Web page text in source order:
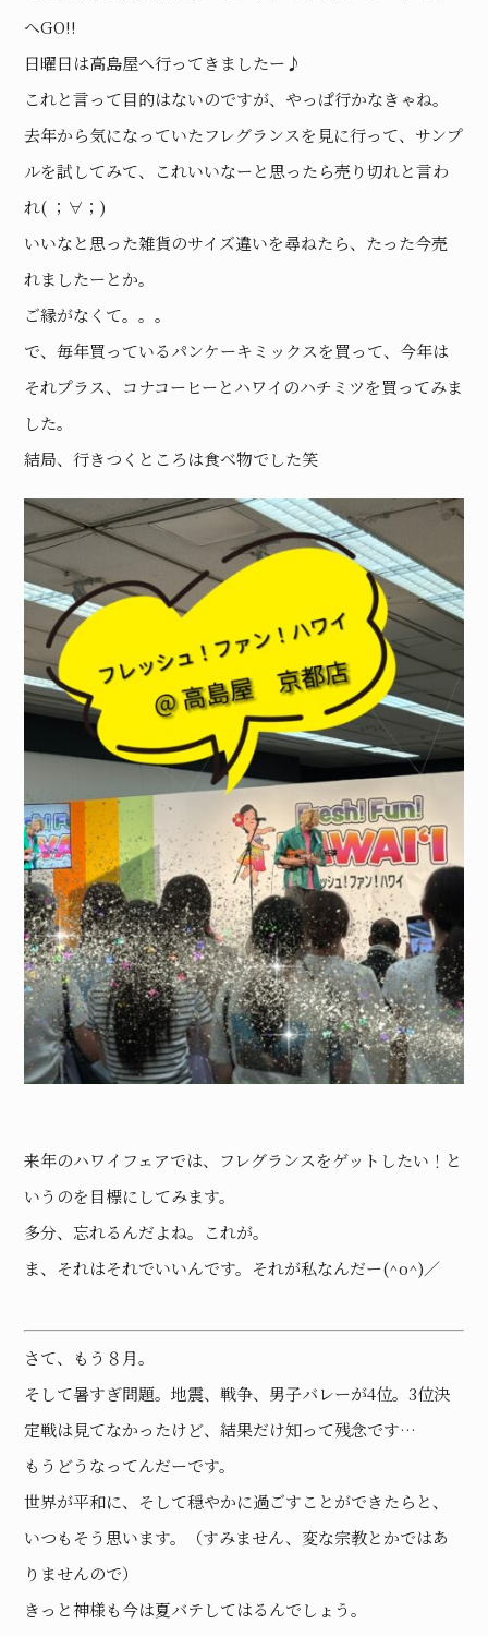
へGO!!
日曜日は高島屋へ行ってきましたー♪
これと言って目的はないのですが、やっぱ行かなきゃね。
去年から気になっていたフレグランスを見に行って、サンプ
ルを試してみて、これいいなーと思ったら売り切れと言わ
れ( ；∀；)
いいなと思った雑貨のサイズ違いを尋ねたら、たった今売
れましたーとか。
ご縁がなくて。。。
で、毎年買っているパンケーキミックスを買って、今年は
それプラス、コナコーヒーとハワイのハチミツを買ってみま
した。
結局、行きつくところは食べ物でした笑
来年のハワイフェアでは、フレグランスをゲットしたい！と
いうのを目標にしてみます。
多分、忘れるんだよね。これが。
ま、それはそれでいいんです。それが私なんだー(^o^)／
さて、もう８月。
そして暑すぎ問題。地震、戦争、男子バレーが4位。3位決
定戦は見てなかったけど、結果だけ知って残念です…
もうどうなってんだーです。
世界が平和に、そして穏やかに過ごすことができたらと、
いつもそう思います。（すみません、変な宗教とかではあ
りませんので）
きっと神様も今は夏バテしてはるんでしょう。